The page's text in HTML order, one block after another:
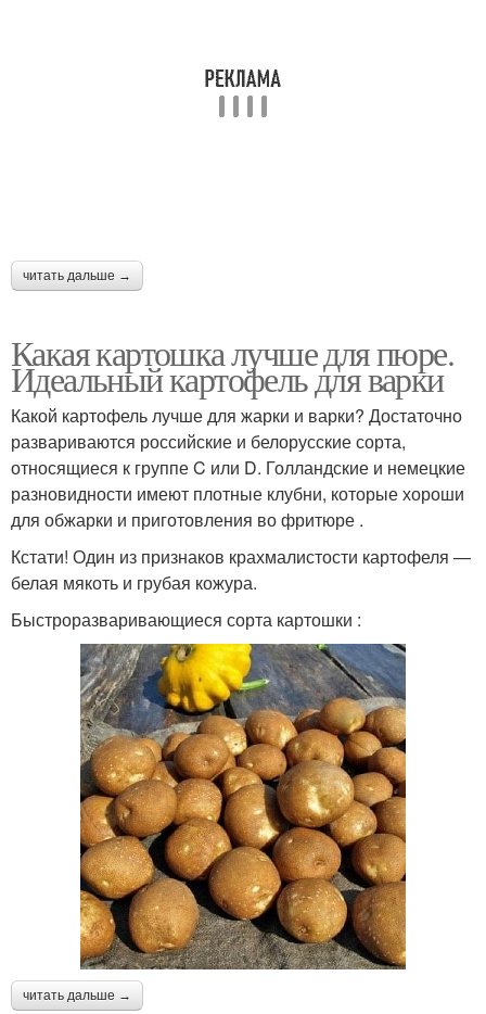
читать дальше →
Какая картошка лучше для пюре.
Идеальный картофель для варки
Какой картофель лучше для жарки и варки? Достаточно
развариваются российские и белорусские сорта,
относящиеся к группе C или D. Голландские и немецкие
разновидности имеют плотные клубни, которые хороши
для обжарки и приготовления во фритюре .
Кстати! Один из признаков крахмалистости картофеля —
белая мякоть и грубая кожура.
Быстроразваривающиеся сорта картошки :
читать дальше →